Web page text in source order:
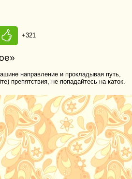
+321
направление и прокладывая путь,
препятствия, не попадайтесь на каток.